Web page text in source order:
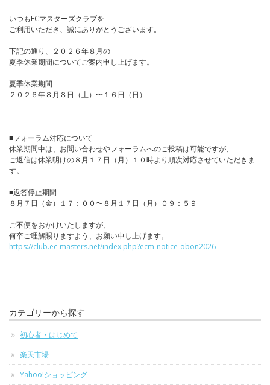
いつもECマスターズクラブを
ご利用いただき、誠にありがとうございます。
下記の通り、２０２６年８月の
夏季休業期間についてご案内申し上げます。
夏季休業期間
２０２６年８月８日（土）〜１６日（日）
■フォーラム対応について
休業期間中は、お問い合わせやフォーラムへのご投稿は可能ですが、
ご返信は休業明けの８月１７日（月）１０時より順次対応させていただきま
す。
■返答停止期間
８月７日（金）１７：００〜８月１７日（月）０９：５９
ご不便をおかけいたしますが、
何卒ご理解賜りますよう、お願い申し上げます。
https://club.ec-masters.net/index.php?ecm-notice-obon2026
カテゴリーから探す
初心者・はじめて
楽天市場
Yahoo!ショッピング